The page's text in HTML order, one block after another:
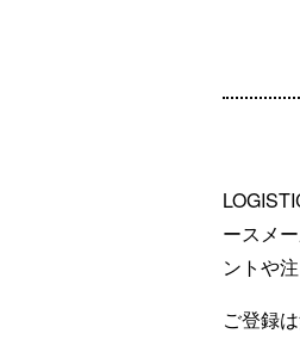
ースメ
ントや
ご登録